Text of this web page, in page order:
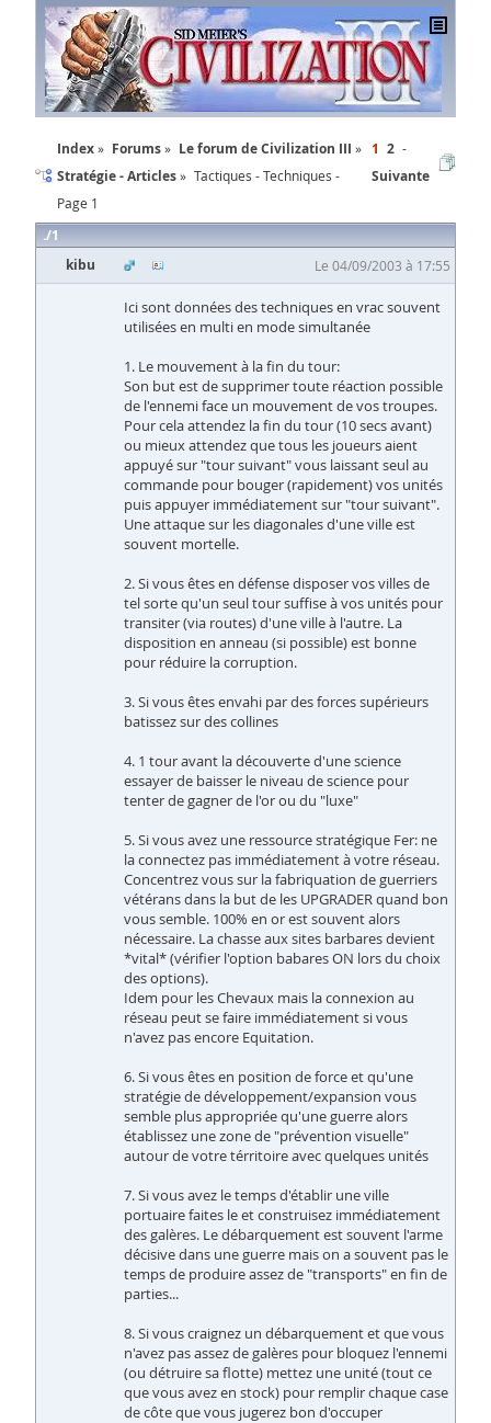
Index Forums
Le forum de Civilization III
Stratégie - Articles
Tactiques - Techniques -
Page 1
1 2
Suivante
1
kibu
Le 04/09/2003 à 17:55
Ici sont données des techniques en vrac souvent
utilisées en multi en mode simultanée
1. Le mouvement à la fin du tour:
Son but est de supprimer toute réaction possible
de l'ennemi face un mouvement de vos troupes.
Pour cela attendez la fin du tour (10 secs avant)
ou mieux attendez que tous les joueurs aient
appuyé sur "tour suivant" vous laissant seul au
commande pour bouger (rapidement) vos unités
puis appuyer immédiatement sur "tour suivant".
Une attaque sur les diagonales d'une ville est
souvent mortelle.
2. Si vous êtes en défense disposer vos villes de
tel sorte qu'un seul tour suffise à vos unités pour
transiter (via routes) d'une ville à l'autre. La
disposition en anneau (si possible) est bonne
pour réduire la corruption.
3. Si vous êtes envahi par des forces supérieurs
batissez sur des collines
4. 1 tour avant la découverte d'une science
essayer de baisser le niveau de science pour
tenter de gagner de l'or ou du "luxe"
5. Si vous avez une ressource stratégique Fer: ne
la connectez pas immédiatement à votre réseau.
Concentrez vous sur la fabriquation de guerriers
vétérans dans la but de les UPGRADER quand bon
vous semble. 100% en or est souvent alors
nécessaire. La chasse aux sites barbares devient
*vital* (vérifier l'option babares ON lors du choix
des options).
Idem pour les Chevaux mais la connexion au
réseau peut se faire immédiatement si vous
n'avez pas encore Equitation.
6. Si vous êtes en position de force et qu'une
stratégie de développement/expansion vous
semble plus appropriée qu'une guerre alors
établissez une zone de "prévention visuelle"
autour de votre térritoire avec quelques unités
7. Si vous avez le temps d'établir une ville
portuaire faites le et construisez immédiatement
des galères. Le débarquement est souvent l'arme
décisive dans une guerre mais on a souvent pas le
temps de produire assez de "transports" en fin de
parties...
8. Si vous craignez un débarquement et que vous
n'avez pas assez de galères pour bloquez l'ennemi
(ou détruire sa flotte) mettez une unité (tout ce
que vous avez en stock) pour remplir chaque case
de côte que vous jugerez bon d'occuper